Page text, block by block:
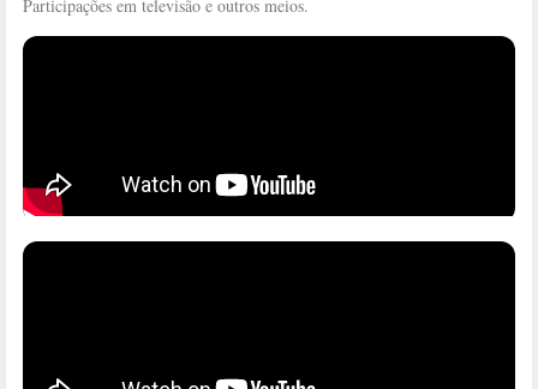
Participações em televisão e outros meios.